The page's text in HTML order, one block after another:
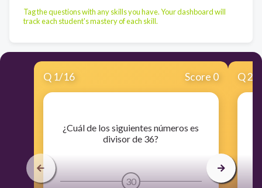
Tag the questions with any skills you have. Your dashboard will
track each student's mastery of each skill.
Q 1/16 Score 0
​¿Cuál de los siguientes números es
divisor de 36?
30
Q2